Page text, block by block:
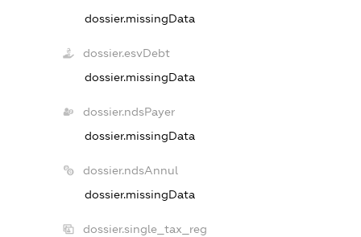
dossier.missingData
dossier.esvDebt
dossier.missingData
dossier.ndsPayer
dossier.missingData
dossier.ndsAnnul
dossier.missingData
dossier.single_tax_reg